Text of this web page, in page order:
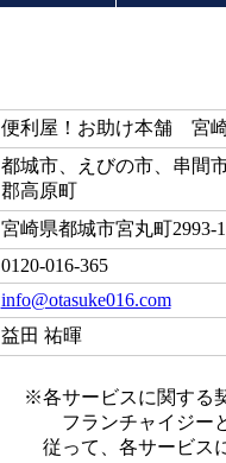
便利屋！お助け本舗 宮
都城市、えびの市、串間
郡高原町
宮崎県都城市宮丸町2993-1
0120-016-365
info@otasuke016.com
益田 祐暉
※各サービスに関する
フランチャイジー
従って、各サービス